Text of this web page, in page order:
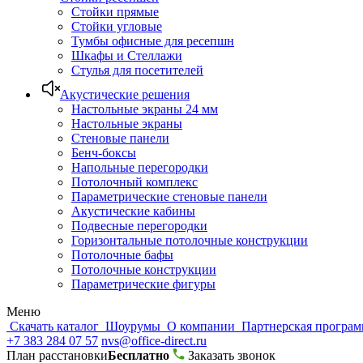
Стойки прямые
Стойки угловые
Тумбы офисные для ресепшн
Шкафы и Стеллажи
Стулья для посетителей
Акустические решения
Настольные экраны 24 мм
Настольные экраны
Стеновые панели
Бенч-боксы
Напольные перегородки
Потолочный комплекс
Параметрические стеновые панели
Акустические кабины
Подвесные перегородки
Горизонтальные потолочные конструкции
Потолочные бафы
Потолочные конструкции
Параметрические фигуры
Меню
Скачать каталог Шоурумы О компании Партнерская
+7 383 284 07 57 nvs@office-direct.ru
План расстановкиБесплатно
Заказать звонок